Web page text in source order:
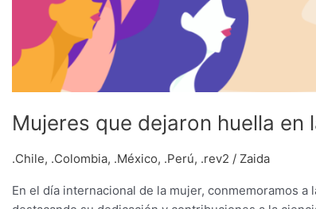
Mujeres que dejaron huella en
.Chile, .Colombia, .México, .Perú, .rev2 / Zaida
En el día internacional de la mujer, conmemoramos